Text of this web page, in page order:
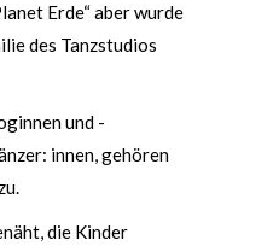
Erde“ aber wurde
des Tanzstudios
und -
innen, gehören
die Kinder